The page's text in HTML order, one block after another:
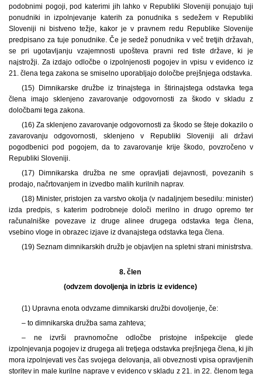
podobnimi pogoji, pod katerimi jih lahko v Republiki Sloveniji ponujajo tuji
ponudniki in izpolnjevanje katerih za ponudnika s sedežem v Republiki
Sloveniji ni bistveno težje, kakor je v pravnem redu Republike Slovenije
predpisano za tuje ponudnike. Če je sedež ponudnika v več tretjih državah,
se pri ugotavljanju vzajemnosti upošteva pravni red tiste države, ki je
najstrožji. Za izdajo odločbe o izpolnjenosti pogojev in vpisu v evidenco iz
21. člena tega zakona se smiselno uporabljajo določbe prejšnjega odstavka.
(15) Dimnikarske družbe iz trinajstega in štirinajstega odstavka tega
člena imajo sklenjeno zavarovanje odgovornosti za škodo v skladu z
določbami tega zakona.
(16) Za sklenjeno zavarovanje odgovornosti za škodo se šteje dokazilo o
zavarovanju odgovornosti, sklenjeno v Republiki Sloveniji ali državi
pogodbenici pod pogojem, da to zavarovanje krije škodo, povzročeno v
Republiki Sloveniji.
(17) Dimnikarska družba ne sme opravljati dejavnosti, povezanih s
prodajo, načrtovanjem in izvedbo malih kurilnih naprav.
(18) Minister, pristojen za varstvo okolja (v nadaljnjem besedilu: minister)
izda predpis, s katerim podrobneje določi merilno in drugo opremo ter
računalniške povezave iz druge alinee drugega odstavka tega člena,
vsebino vloge in obrazec izjave iz dvanajstega odstavka tega člena.
(19) Seznam dimnikarskih družb je objavljen na spletni strani ministrstva.
8. člen
(odvzem dovoljenja in izbris iz evidence)
(1) Upravna enota odvzame dimnikarski družbi dovoljenje, če:
– to dimnikarska družba sama zahteva;
– ne izvrši pravnomočne odločbe pristojne inšpekcije glede
izpolnjevanja pogojev iz drugega ali tretjega odstavka prejšnjega člena, ki jih
mora izpolnjevati ves čas svojega delovanja, ali obveznosti vpisa opravljenih
storitev in male kurilne naprave v evidenco v skladu z 21. in 22. členom tega